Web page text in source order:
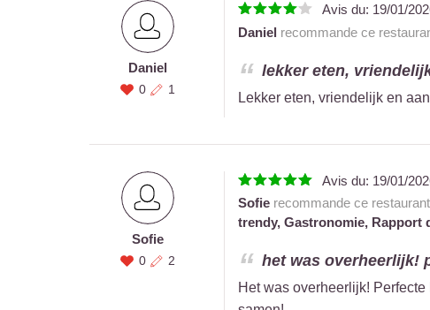
Daniel
0 1
Avis du: 19/01/
Daniel recommande ce
lekker eten,
Lekker eten, vriendelijk en
Sofie
0 2
Avis du: 19/01/
Sofierecommande ce
trendy, Gastronomie, Rapport
het was overheerlijk!
Het was overheerlijk!